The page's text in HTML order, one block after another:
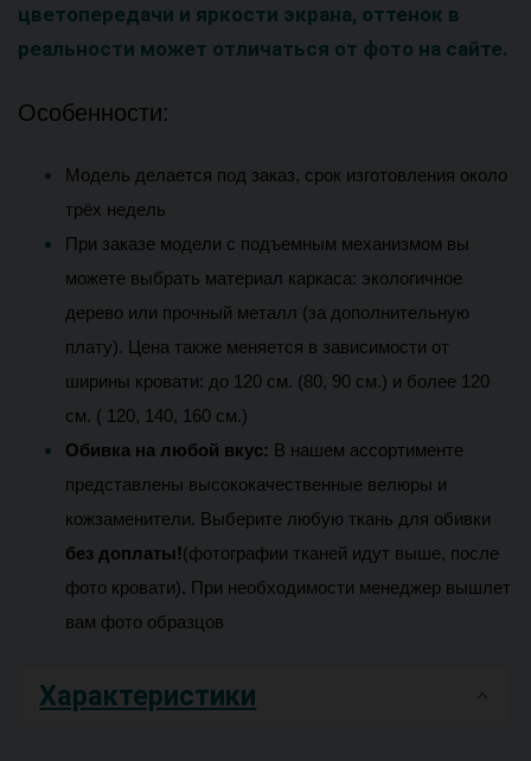
цветопередачи и яркости экрана, оттенок в
реальности может отличаться от фото на сайте.
Особенности:
Модель делается под заказ, срок изготовления около
трёх недель
При заказе модели с подъемным механизмом вы
можете выбрать материал каркаса: экологичное
дерево или прочный металл (за дополнительную
плату). Цена также меняется в зависимости от
ширины кровати: до 120 см. (80, 90 см.) и более 120
см. ( 120, 140, 160 см.)
Обивка на любой вкус: В нашем ассортименте
представлены высококачественные велюры и
кожзаменители.
без доплаты!(фотографии тканей идут выше, после
фото кровати). При необходимости менеджер вышлет
вам фото образцов
Характеристики